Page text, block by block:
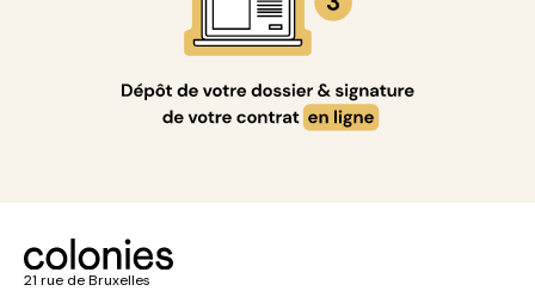
21 rue de Bruxelles